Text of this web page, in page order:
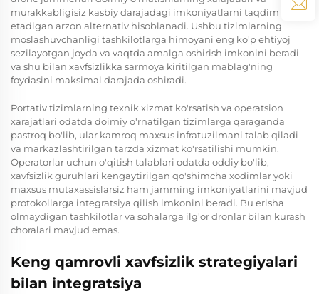
murakkabligisiz kasbiy darajadagi imkoniyatlarni taqdim
etadigan arzon alternativ hisoblanadi. Ushbu tizimlarning
moslashuvchanligi tashkilotlarga himoyani eng ko'p ehtiyoj
sezilayotgan joyda va vaqtda amalga oshirish imkonini beradi
va shu bilan xavfsizlikka sarmoya kiritilgan mablag'ning
foydasini maksimal darajada oshiradi.
Portativ tizimlarning texnik xizmat ko'rsatish va operatsion
xarajatlari odatda doimiy o'rnatilgan tizimlarga qaraganda
pastroq bo'lib, ular kamroq maxsus infratuzilmani talab qiladi
va markazlashtirilgan tarzda xizmat ko'rsatilishi mumkin.
Operatorlar uchun o'qitish talablari odatda oddiy bo'lib,
xavfsizlik guruhlari kengaytirilgan qo'shimcha xodimlar yoki
maxsus mutaxassislarsiz ham jamming imkoniyatlarini mavjud
protokollarga integratsiya qilish imkonini beradi. Bu erisha
olmaydigan tashkilotlar va sohalarga ilg'or dronlar bilan kurash
choralari mavjud emas.
Keng qamrovli xavfsizlik strategiyalari
bilan integratsiya